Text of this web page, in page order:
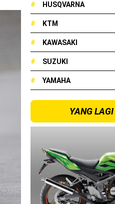
Honda !
Medan
!
# HUSQVARNA
# KTM
# KAWASAKI
# SUZUKI
# YAMAHA
YANG